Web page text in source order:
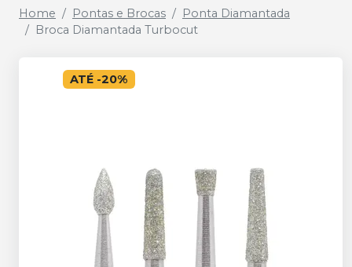
Home Pontas e Brocas
Ponta Diamantada
Broca Diamantada Turbocut
ATÉ -20%